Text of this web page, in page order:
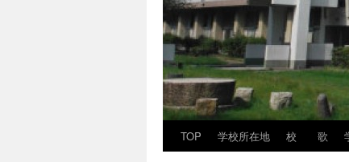
ッ
プ
TOP 学校所在地 校 歌